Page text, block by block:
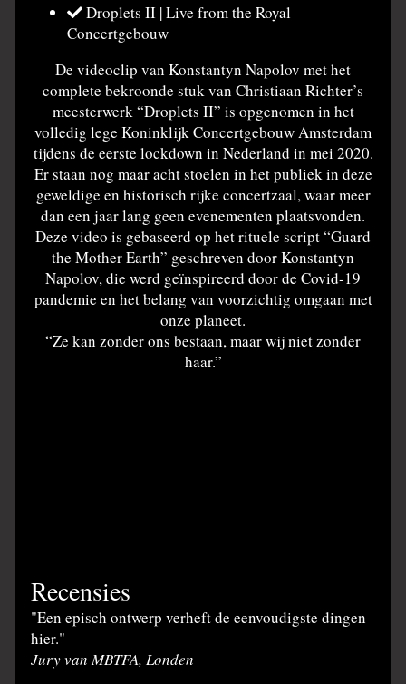
Droplets II | Live from the Royal
Concertgebouw
De videoclip van Konstantyn Napolov met het
complete bekroonde stuk van Christiaan Richter’s
meesterwerk “Droplets II” is opgenomen in het
volledig lege Koninklijk Concertgebouw Amsterdam
tijdens de eerste lockdown in Nederland in mei 2020.
Er staan nog maar acht stoelen in het publiek in deze
geweldige en historisch rijke concertzaal, waar meer
dan een jaar lang geen evenementen plaatsvonden.
Deze video is gebaseerd op het rituele script “Guard
the Mother Earth” geschreven door Konstantyn
Napolov, die werd geïnspireerd door de Covid-19
pandemie en het belang van voorzichtig omgaan met
onze planeet.
“Ze kan zonder ons bestaan, maar wij niet zonder
haar.”
Recensies
"Een episch ontwerp verheft de eenvoudigste dingen
hier."
Jury van MBTFA, Londen